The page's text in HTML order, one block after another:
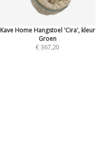
Kave Home Hangstoel 'Cira', kleur
Groen
€ 367,20